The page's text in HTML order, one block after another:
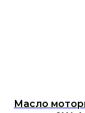
Масло